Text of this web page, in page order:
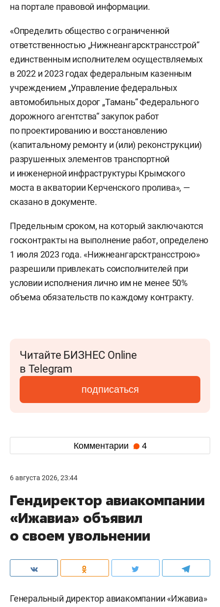
на портале правовой информации.
«Определить общество с ограниченной
ответственностью „Нижнеангарсктрансстрой“
единственным исполнителем осуществляемых
в 2022 и 2023 годах федеральным казенным
учреждением „Управление федеральных
автомобильных дорог „Тамань“ Федерального
дорожного агентства“ закупок работ
по проектированию и восстановлению
(капитальному ремонту и (или) реконструкции)
разрушенных элементов транспортной
и инженерной инфраструктуры Крымского
моста в акватории Керченского пролива», —
сказано в документе.
Предельным сроком, на который заключаются
госконтракты на выполнение работ, определено
1 июля 2023 года. «Нижнеангарсктрансстрою»
разрешили привлекать соисполнителей при
условии исполнения лично им не менее 50%
объема обязательств по каждому контракту.
Читайте БИЗНЕС Online
в Telegram
подписаться
Комментарии 4
6 августа 2026, 23:44
Гендиректор авиакомпании
«Ижавиа» объявил
о своем увольнении
Генеральный директор авиакомпании «Ижавиа»